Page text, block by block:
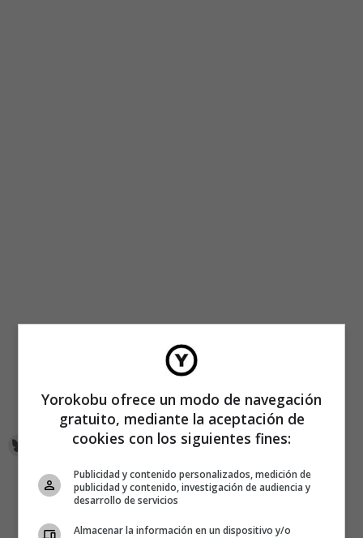
Yorokobu ofrece un modo de navegación
gratuito, mediante la aceptación de
cookies con los siguientes fines:
Publicidad y contenido personalizados, medición de
publicidad y contenido, investigación de audiencia y
desarrollo de servicios
Almacenar la información en un dispositivo y/o